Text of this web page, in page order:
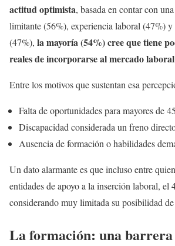
actitud optimista, basada en contar con
limitante (56%), experiencia laboral (47%) y
(47%), la mayoría (54%) cree que tiene
reales de incorporarse al mercado laboral
Entre los motivos que sustentan esa
Falta de oportunidades para mayores de
Discapacidad considerada un freno
Ausencia de formación o habilidades
Un dato alarmante es que incluso entre
entidades de apoyo a la inserción laboral, el
considerando muy limitada su posibilidad
La formación: una